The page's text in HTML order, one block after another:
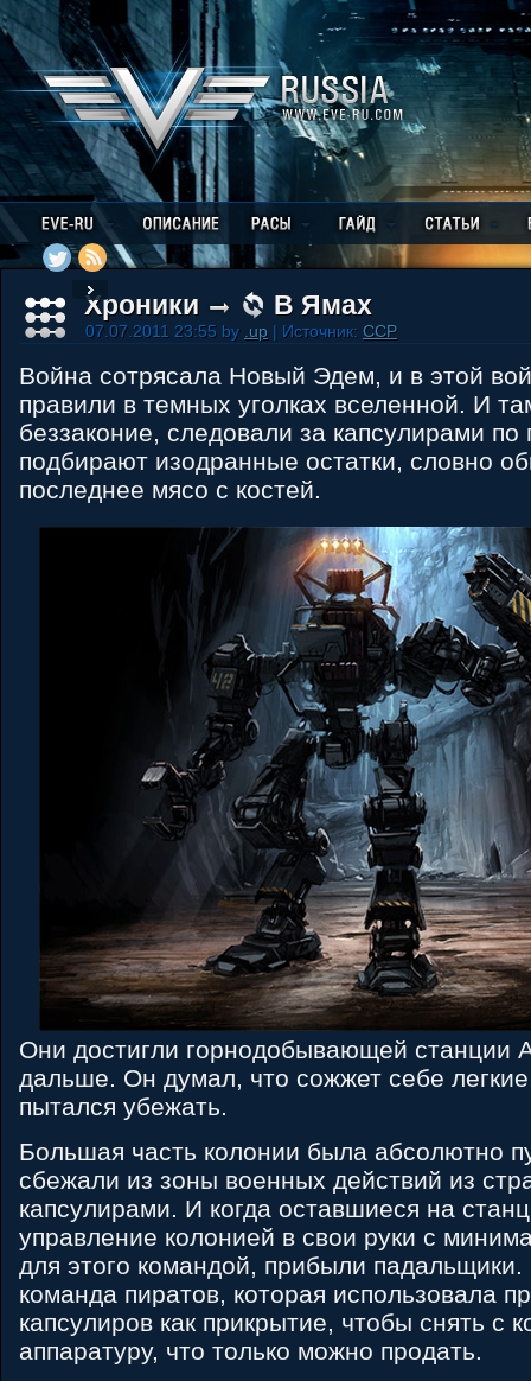
Хроники В Ямах
07.07.2011 23:55 by .up | Источник: CCP
Война сотрясала Новый Эдем, и в этой
правили в темных уголках вселенной. И
беззаконие, следовали за капсулирами по
подбирают изодранные остатки, словно
последнее мясо с костей.
Они достигли горнодобывающей станции
дальше. Он думал, что сожжет себе
пытался убежать.
Большая часть колонии была абсолютно
сбежали из зоны военных действий из
капсулирами. И когда оставшиеся на
управление колонией в свои руки с
для этого командой, прибыли
команда пиратов, которая использовала
капсулиров как прикрытие, чтобы снять с
аппаратуру, что только можно продать.